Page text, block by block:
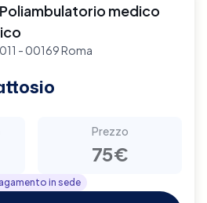
Poliambulatorio medico
- 00169 Roma
Prezzo
75€
in sede